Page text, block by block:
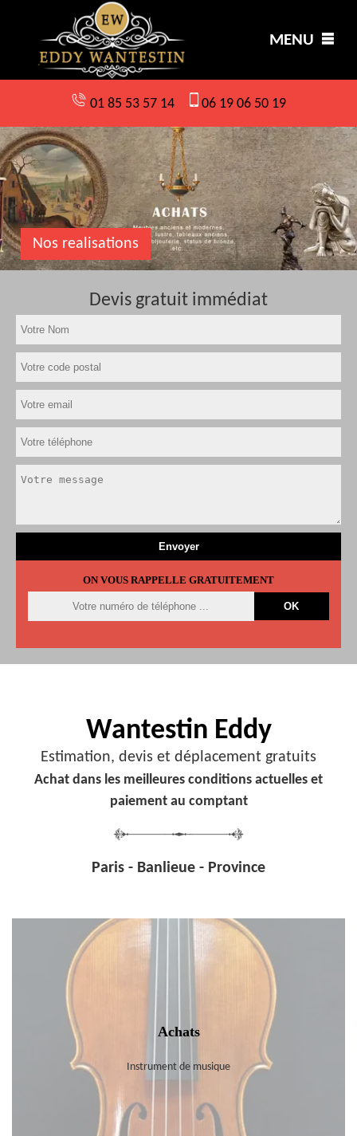
MENU
01 85 53 57 14 06 19 06 50 19
Nos realisations
Devis gratuit immédiat
ON VOUS RAPPELLE GRATUITEMENT
Wantestin Eddy
Estimation, devis et déplacement gratuits
Achat dans les meilleures conditions actuelles et
paiement au comptant
Paris - Banlieue - Province
Achats
Instrument de musique